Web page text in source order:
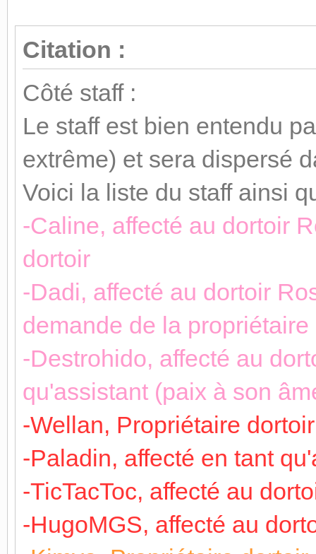
Citation :
Côté staff :
Le staff est bien entendu
extrême) et sera dispersé
Voici la liste du staff ainsi
-Caline, affecté au dortoir
dortoir
-Dadi, affecté au dortoir
demande de la propriétaire
-Destrohido, affecté au
qu'assistant (paix à son
-Wellan, Propriétaire
-Paladin, affecté en tant
-TicTacToc, affecté au
-HugoMGS, affecté au